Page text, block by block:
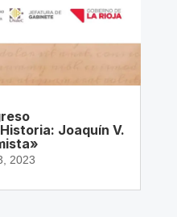
Joaquín V.
2023